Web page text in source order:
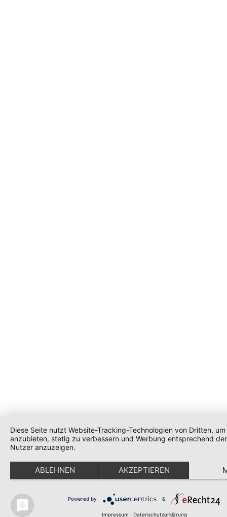
Diese Seite nutzt Website-Tracking-Technologien von Dritten,
anzubieten, stetig zu verbessern und Werbung entsprechend
Nutzer anzuzeigen.
ABLEHNEN AKZEPTIEREN
Powered by &
Impressum Datenschutzerklärung